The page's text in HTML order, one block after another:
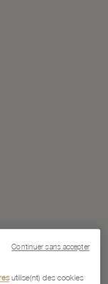
utilise(nt) des cookies
Continuer sans accepter